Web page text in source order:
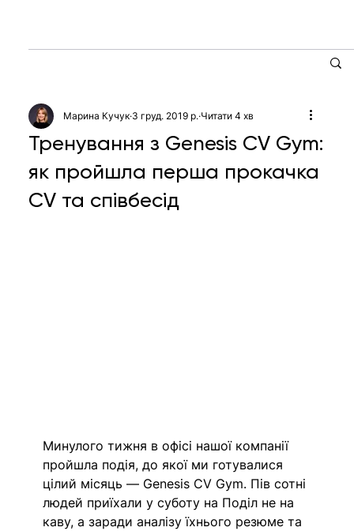
Тренування з Genesis CV Gym:
як пройшла перша прокачка
CV та співбесід
Марина Кучук 3 груд. 2019 р. Читати 4 хв
Минулого тижня в офісі нашої компанії
пройшла подія, до якої ми готувалися
цілий місяць — Genesis CV Gym. Пів сотні
людей приїхали у суботу на Поділ не на
каву, а заради аналізу їхнього резюме та